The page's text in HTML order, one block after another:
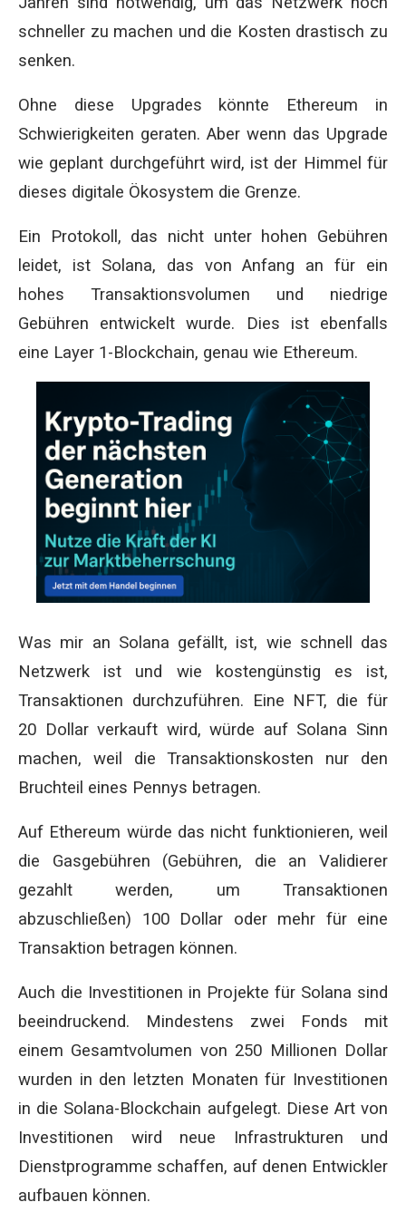
schneller zu machen und die Kosten drastisch zu
senken.
Ohne diese Upgrades könnte Ethereum in
Schwierigkeiten geraten. Aber wenn das Upgrade
wie geplant durchgeführt wird, ist der Himmel für
dieses digitale Ökosystem die Grenze.
Ein Protokoll, das nicht unter hohen Gebühren
leidet, ist Solana, das von Anfang an für ein
hohes Transaktionsvolumen und niedrige
Gebühren entwickelt wurde. Dies ist ebenfalls
eine Layer 1-Blockchain, genau wie Ethereum.
Was mir an Solana gefällt, ist, wie schnell das
Netzwerk ist und wie kostengünstig es ist,
Transaktionen durchzuführen. Eine NFT, die für
20 Dollar verkauft wird, würde auf Solana Sinn
machen, weil die Transaktionskosten nur den
Bruchteil eines Pennys betragen.
Auf Ethereum würde das nicht funktionieren, weil
die Gasgebühren (Gebühren, die an Validierer
gezahlt werden, um Transaktionen
abzuschließen) 100 Dollar oder mehr für eine
Transaktion betragen können.
Auch die Investitionen in Projekte für Solana sind
beeindruckend. Mindestens zwei Fonds mit
einem Gesamtvolumen von 250 Millionen Dollar
wurden in den letzten Monaten für Investitionen
in die Solana-Blockchain aufgelegt. Diese Art von
Investitionen wird neue Infrastrukturen und
Dienstprogramme schaffen, auf denen Entwickler
aufbauen können.